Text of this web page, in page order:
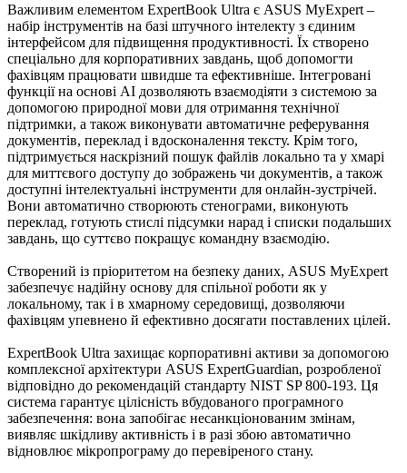
Важливим елементом ExpertBook Ultra є ASUS MyExpert –
набір інструментів на базі штучного інтелекту з єдиним
інтерфейсом для підвищення продуктивності. Їх створено
спеціально для корпоративних завдань, щоб допомогти
фахівцям працювати швидше та ефективніше. Інтегровані
функції на основі AI дозволяють взаємодіяти з системою за
допомогою природної мови для отримання технічної
підтримки, а також виконувати автоматичне реферування
документів, переклад і вдосконалення тексту. Крім того,
підтримується наскрізний пошук файлів локально та у хмарі
для миттєвого доступу до зображень чи документів, а також
доступні інтелектуальні інструменти для онлайн-зустрічей.
Вони автоматично створюють стенограми, виконують
переклад, готують стислі підсумки нарад і списки подальших
завдань, що суттєво покращує командну взаємодію.
Створений із пріоритетом на безпеку даних, ASUS MyExpert
забезпечує надійну основу для спільної роботи як у
локальному, так і в хмарному середовищі, дозволяючи
фахівцям упевнено й ефективно досягати поставлених цілей.
ExpertBook Ultra захищає корпоративні активи за допомогою
комплексної архітектури ASUS ExpertGuardian, розробленої
відповідно до рекомендацій стандарту NIST SP 800-193. Ця
система гарантує цілісність вбудованого програмного
забезпечення: вона запобігає несанкціонованим змінам,
виявляє шкідливу активність і в разі збою автоматично
відновлює мікропрограму до перевіреного стану.